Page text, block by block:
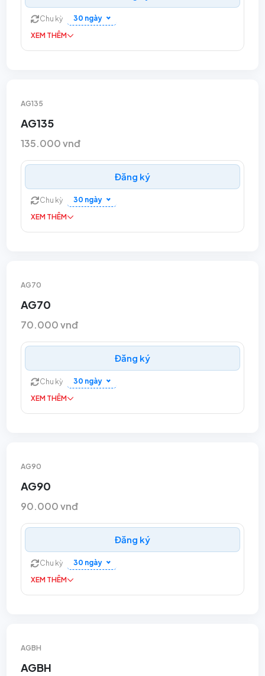
Chu kỳ
30 ngày
XEM THÊM
AG135
AG135
135.000 vnđ
Đăng ký
Chu kỳ
30 ngày
XEM THÊM
AG70
AG70
70.000 vnđ
Đăng ký
Chu kỳ
30 ngày
XEM THÊM
AG90
AG90
90.000 vnđ
Đăng ký
Chu kỳ
30 ngày
XEM THÊM
AGBH
AGBH